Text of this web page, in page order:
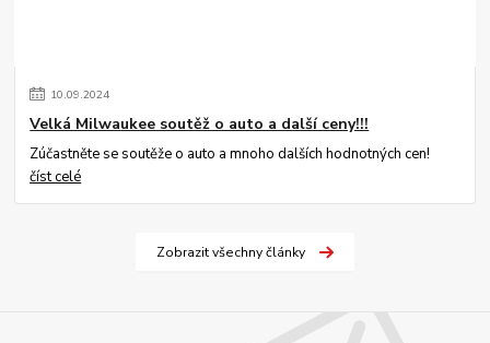
10.09.2024
Velká Milwaukee soutěž o auto a další ceny!!!
Zúčastněte se soutěže o auto a mnoho dalších hodnotných cen!
číst celé
Zobrazit všechny články